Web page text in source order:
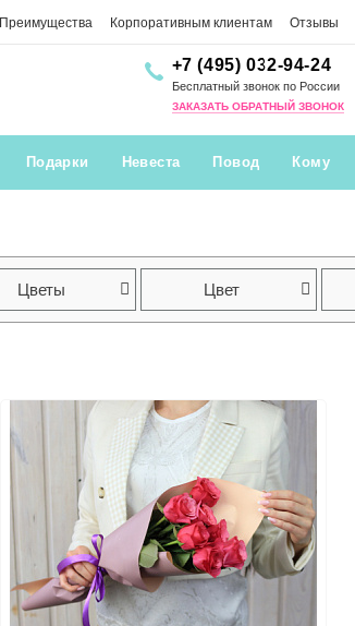
Преимущества Корпоративным клиентам Отзывы
+7 (495) 032-94-24
Бесплатный звонок по России
ЗАКАЗАТЬ ОБРАТНЫЙ ЗВОНОК
Подарки Невеста Повод Кому
Цветы Цвет